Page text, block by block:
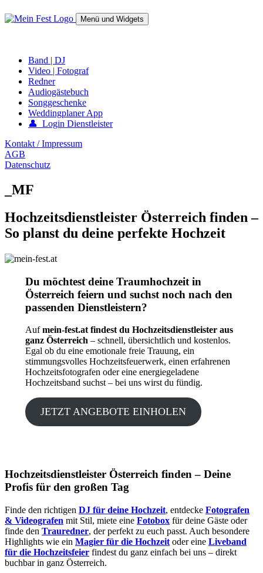
zum
Menü und Widgets
Band | DJ
Video | Fotograf
Redner
Audiogästebuch
Songgeschenke
Weddingplaner App
👤 Login Dienstleister
Kontakt / Impressum
AGB
Datenschutz
_MF
Hochzeitsdienstleister Österreich finden –
So planst du deine perfekte Hochzeit
Du möchtest deine Traumhochzeit in
Österreich feiern und suchst noch nach den
passenden Dienstleistern?
Aufmein-fest.at findest du Hochzeitsdienstleister aus
ganz Österreich– schnell, übersichtlich und kostenlos.
Egal ob du eine emotionale freie Trauung, ein
stimmungsvolles Hochzeitsfeuerwerk, einen erfahrenen
Hochzeitsfotografen oder eine energiegeladene
Hochzeitsband suchst – bei uns wirst du fündig.
JETZT ANGEBOTE EINHOLEN
Hochzeitsdienstleister Österreich finden – Deine
Profis für den großen Tag
Finde den richtigen DJ für deine Hochzeit, entdecke Fotografen
& Videografen mit Stil, miete eine Fotobox für deine Gäste oder
finde den Trauredner, der perfekt zu euch passt. Auch besondere
Highlights wie ein Magier für die Hochzeit oder eine Liveband
für die Hochzeitsfeier findest du ganz einfach bei uns – direkt
buchbar in ganz Österreich.